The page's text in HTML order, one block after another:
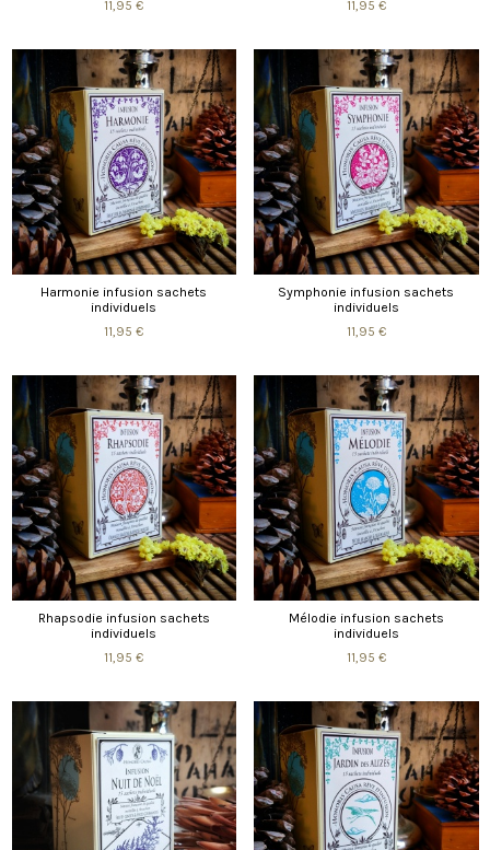
11,95 €
11,95 €
Harmonie infusion sachets
individuels
11,95 €
Symphonie infusion sachets
individuels
11,95 €
Rhapsodie infusion sachets
individuels
11,95 €
Mélodie infusion sachets
individuels
11,95 €